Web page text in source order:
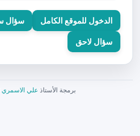
الدخول للموقع الكامل
سؤال
سؤال لاحق
برمجة الأستاذ علي الاسمري